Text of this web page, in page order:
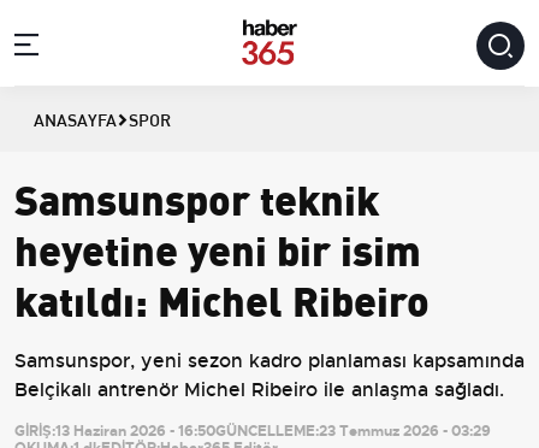
ANASAYFA SPOR
Samsunspor teknik
heyetine yeni bir isim
katıldı: Michel Ribeiro
Samsunspor, yeni sezon kadro planlaması kapsamında
Belçikalı antrenör Michel Ribeiro ile anlaşma sağladı.
GİRİŞ:13 Haziran 2026 - 16:50GÜNCELLEME:23 Temmuz 2026 - 03:29